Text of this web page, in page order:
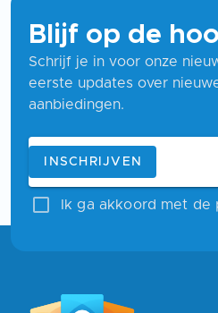
Blijf op de
Schrijf je in voor onze
eerste updates over
aanbiedingen.
Blijf op de hoogte
E-mailadres
INSCHRIJVEN
Ik ga akkoord met de